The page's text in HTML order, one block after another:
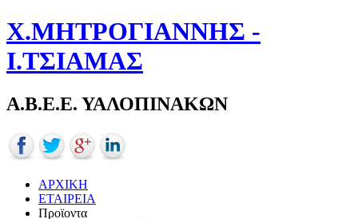
Χ.ΜΗΤΡΟΓΙΑΝΝΗΣ -
Ι.ΤΣΙΑΜΑΣ
Α.Β.Ε.Ε. ΥΑΛΟΠΙΝΑΚΩΝ
ΑΡΧΙΚΗ
ΕΤΑΙΡΕΙΑ
Προϊοντα